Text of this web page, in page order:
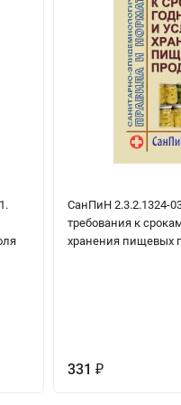
СанПиН 2.3.2.1324-
требования к
хранения пищевых
331 ₽